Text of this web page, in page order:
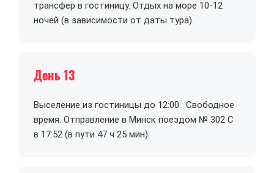
трансфер в гостиницу. Отдых на море 10-12
ночей (в зависимости от даты тура).
День 13
Выселение из гостиницы до 12:00. Свободное
время. Отправление в Минск поездом № 302 С
в 17:52 (в пути 47 ч 25 мин).